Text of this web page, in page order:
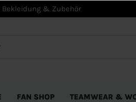
Bekleidung & Zubehör
FAN SHOP TEAMWEAR &